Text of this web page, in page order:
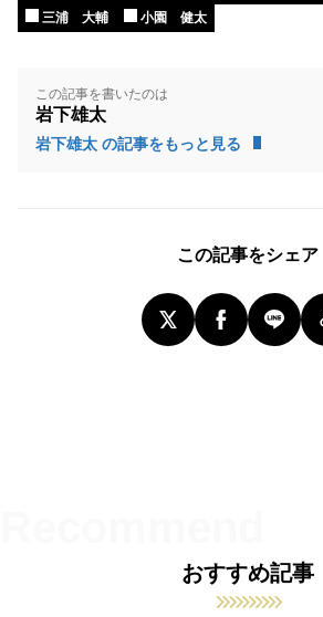
三浦 大輔
小園 健太
この記事を書いたのは
岩下雄太
岩下雄太 の記事をもっと見る
この記事をシェア
おすすめ記事